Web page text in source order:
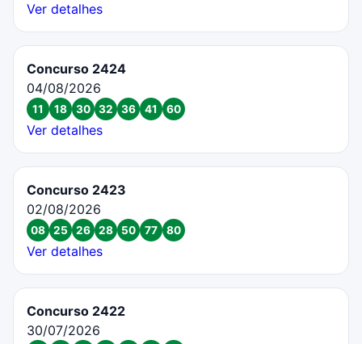
Ver detalhes
Concurso 2424
04/08/2026
11 18 30 32 36 41 60
Ver detalhes
Concurso 2423
02/08/2026
08 25 26 28 50 77 80
Ver detalhes
Concurso 2422
30/07/2026